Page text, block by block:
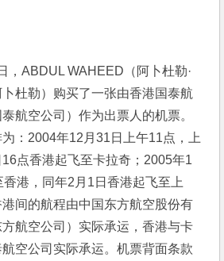
，ABDUL WAHEED（阿卜杜勒·
杜勒）购买了一张由香港国泰航
航空公司）作为出票人的机票。
：2004年12月31日上午11点，上
点香港起飞至卡拉奇；2005年1
港，同年2月1日香港起飞至上
间的航程由中国东方航空股份有
航空公司）实际承运，香港与卡
空公司实际承运。机票背面条款